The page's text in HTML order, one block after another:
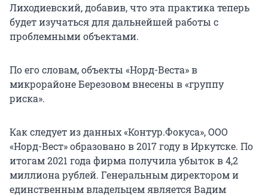
Лиходиевский, добавив, что эта практика теперь
будет изучаться для дальнейшей работы с
проблемными объектами.
По его словам, объекты «Норд-Веста» в
микрорайоне Березовом внесены в «группу
риска».
Как следует из данных «Контур.Фокуса», ООО
«Норд-Вест» образовано в 2017 году в Иркутске. По
итогам 2021 года фирма получила убыток в 4,2
миллиона рублей. Генеральным директором и
единственным владельцем является Вадим